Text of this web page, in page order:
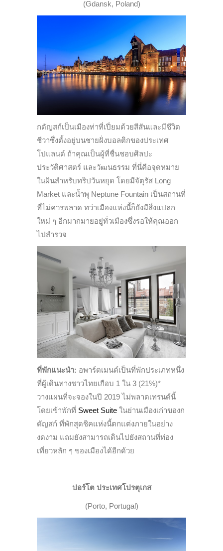
(Gdansk, Poland)
กดัญสก์เป็นเมืองท่าที่เปี่ยมด้วยสีสันและมีชีวิต
ชีวาซึ่งตั้งอยู่บนชายฝั่งบอลติกของประเทศ
โปแลนด์ ถ้าคุณเป็นผู้ที่ชื่นชอบศิลปะ
ประวัติศาสตร์ และวัฒนธรรม ที่นี่คือจุดหมาย
ในฝันสำหรับทริปวันหยุด โดยมีจัตุรัส Long
Market และน้ำพุ Neptune Fountain เป็นสถานที่
ที่ไม่ควรพลาด ทว่าเมืองแห่งนี้ก็ยังมีสิ่งแปลก
ใหม่ ๆ อีกมากมายอยู่ทั่วเมืองซึ่งรอให้คุณออก
ไปสำรวจ
ที่พักแนะนำ: อพาร์ตเมนต์เป็นที่พักประเภทหนึ่ง
ที่ผู้เดินทางชาวไทยเกือบ 1 ใน 3 (21%)*
วางแผนที่จะจองในปี 2019 ไม่พลาดเทรนด์นี้
โดยเข้าพักที่ Sweet Suite ในย่านเมืองเก่าของก
ดัญสก์ ที่พักสุดชิคแห่งนี้ตกแต่งภายในอย่าง
งดงาม แถมยังสามารถเดินไปยังสถานที่ท่อง
เที่ยวหลัก ๆ ของเมืองได้อีกด้วย
ปอร์โต ประเทศโปรตุเกส
(Porto, Portugal)